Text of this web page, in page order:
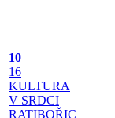
10
16
KULTURA
V SRDCI
RATIBOŘIC